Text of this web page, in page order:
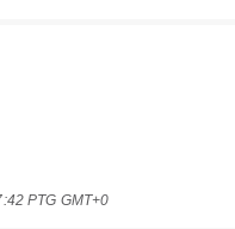
PTG GMT+0